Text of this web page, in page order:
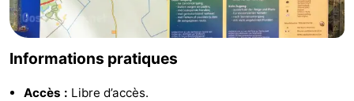
Informations pratiques
Accès : Libre d’accès.